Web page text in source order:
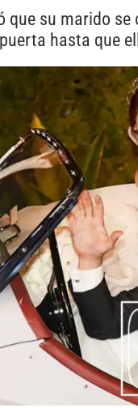
que su marido
hasta que